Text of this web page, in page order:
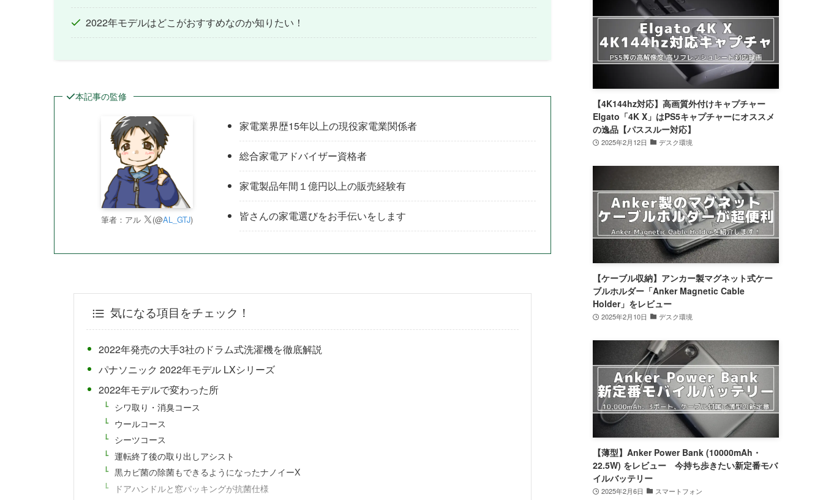
2022年モデルはどこがおすすめなのか知りたい！
本記事の監修
筆者：アル (@AL_GTJ)
家電業界歴15年以上の現役家電業関係者
総合家電アドバイザー資格者
家電製品年間１億円以上の販売経験有
皆さんの家電選びをお手伝いをします
気になる項目をチェック！
2022年発売の大手3社のドラム式洗濯機を徹底解説
パナソニック 2022年モデル LXシリーズ
2022年モデルで変わった所
シワ取り・消臭コース
ウールコース
シーツコース
運転終了後の取り出しアシスト
黒カビ菌の除菌もできるようになったナノイーX
ドアハンドルと窓パッキングが抗菌仕様
【4K144hz対応】高画質外付けキャプチャー
Elgato「4K X」はPS5キャプチャーにオススメ
の逸品【パススルー対応】
2025年2月12日 デスク環境
【ケーブル収納】アンカー製マグネット式ケー
ブルホルダー「Anker Magnetic Cable
Holder」をレビュー
2025年2月10日 デスク環境
【薄型】Anker Power Bank (10000mAh・
22.5W) をレビュー 今持ち歩きたい新定番モバ
イルバッテリー
2025年2月6日 スマートフォン